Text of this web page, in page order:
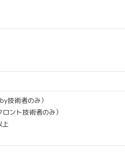
技術者のみ）
ント技術者のみ）
上